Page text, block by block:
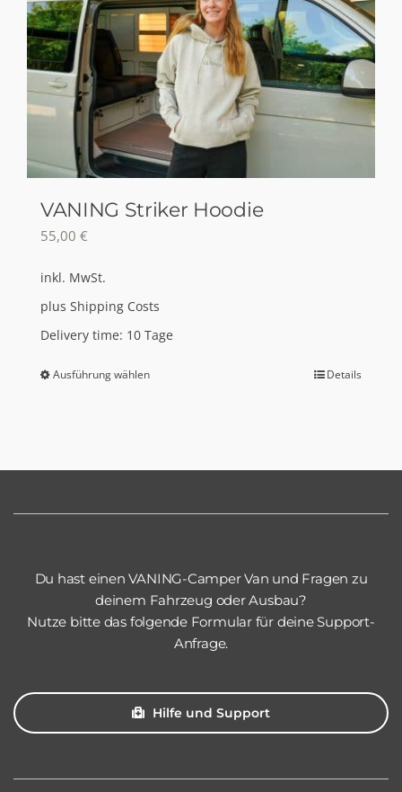
VANING Striker Hoodie
55,00 €
inkl. MwSt.
plus Shipping Costs
Delivery time: 10 Tage
Ausführung wählenDieses
können
auf
der
Produktseite
werden
Details
Du hast einen VANING-Camper Van und Fragen zu
deinem Fahrzeug oder Ausbau?
Nutze bitte das folgende Formular für deine Support-
Anfrage.
Hilfe und Support